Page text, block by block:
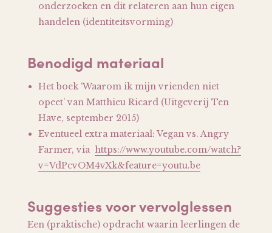
onderzoeken en dit relateren aan hun eigen
handelen (identiteitsvorming)
Benodigd materiaal
Het boek ‘Waarom ik mijn vrienden niet
opeet’ van Matthieu Ricard (Uitgeverij Ten
Have, september 2015)
Eventueel extra materiaal: Vegan vs. Angry
Farmer, via https://www.youtube.com/watch?
v=VdPcvOM4vXk&feature=youtu.be
Suggesties voor vervolglessen
Een (praktische) opdracht waarin leerlingen de